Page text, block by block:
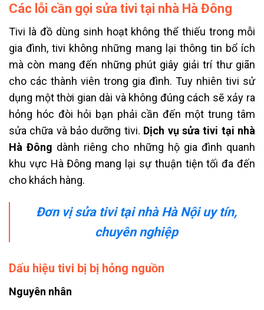
Các lỗi cần gọi sửa tivi tại nhà Hà Đông
Tivi là đồ dùng sinh hoạt không thể thiếu trong mỗi
gia đình, tivi không những mang lại thông tin bổ ích
mà còn mang đến những phút giây giải trí thư giãn
cho các thành viên trong gia đình. Tuy nhiên tivi sử
dụng một thời gian dài và không đúng cách sẽ xảy ra
hỏng hóc đòi hỏi bạn phải cần đến một trung tâm
sửa chữa và bảo dưỡng tivi. Dịch vụ sửa tivi tại nhà
Hà Đông dành riêng cho những hộ gia đình quanh
khu vực Hà Đông mang lại sự thuận tiện tối đa đến
cho khách hàng.
Đơn vị sửa tivi tại nhà Hà Nội uy tín,
chuyên nghiệp
Dấu hiệu tivi bị bị hỏng nguồn
Nguyên nhân